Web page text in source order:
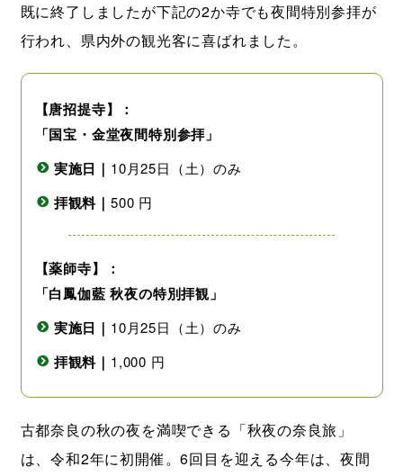
既に終了しましたが下記の2か寺でも夜間特別参拝が
行われ、県内外の観光客に喜ばれました。
【唐招提寺】：
「国宝・金堂夜間特別参拝」
実施日｜ 10月25日（土）のみ
拝観料｜ 500 円
【薬師寺】：
「白鳳伽藍 秋夜の特別拝観」
実施日｜ 10月25日（土）のみ
拝観料｜ 1,000 円
古都奈良の秋の夜を満喫できる「秋夜の奈良旅」
は、令和2年に初開催。6回目を迎える今年は、夜間